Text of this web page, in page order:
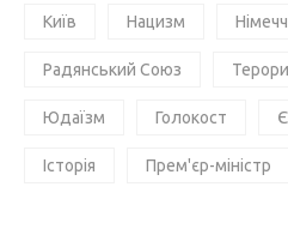
Київ Нацизм
Радянський Союз
Юдаїзм Голокост
Історія Прем'єр-міністр